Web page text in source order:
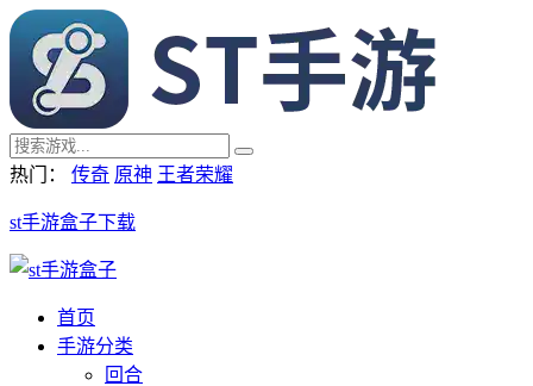
热门： 传奇 原神 王者荣耀
st手游盒子下载
首页
手游分类
回合